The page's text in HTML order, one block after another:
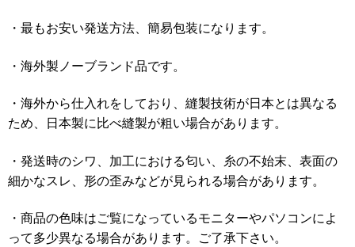
・最もお安い発送方法、簡易包装になります。
・海外製ノーブランド品です。
・海外から仕入れをしており、縫製技術が日本とは異なる
ため、日本製に比べ縫製が粗い場合があります。
・発送時のシワ、加工における匂い、糸の不始末、表面の
細かなスレ、形の歪みなどが見られる場合があります。
・商品の色味はご覧になっているモニターやパソコンによ
って多少異なる場合があります。ご了承下さい。